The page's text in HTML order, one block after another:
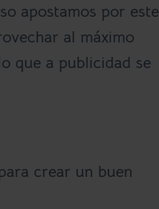
apostamos por este
al máximo
que a publicidad se
crear un buen